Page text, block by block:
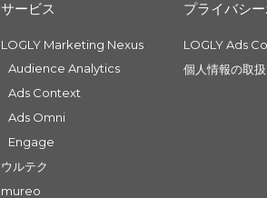
サービス
LOGLY Marketing Nexus
Audience Analytics
Ads Context
Ads Omni
Engage
ウルテク
mureo
プライバシ
LOGLY Ads
個人情報の取